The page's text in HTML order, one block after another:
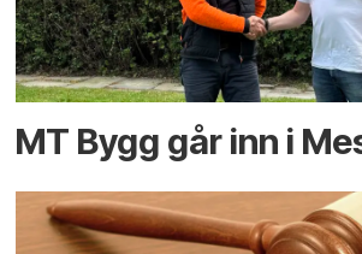
MT Bygg går inn i